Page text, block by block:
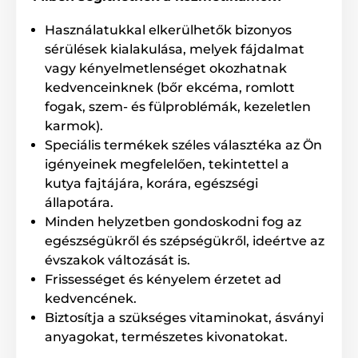
Masszírozza mindaddig, amíg nem keletkezik hab.
meg a kutya szőrzetét, majd fésülje ki.
Mennyiség: 300 ml
Összetevők: Voda, nátrium-klorid, nátrium-laureth-
szulfát, glicerin, kollagén aminosavak, polikvaternium
7, kokamid DEA, kokamidopropil-betain, klór-metil-
izotiazolinon, metil-izotiazolinon, klór 50420, parfüm,
benzol-alkohol
A termék előnyei:
Semleges pH
Parabének nélkül
Felerősíti a fekete és a sötét színeket
Nagyon finom felületaktív anyagok
Védő és kondicionáló polimereket tartalmaz
Használatukkal elkerülhetők bizonyos
sérülések kialakulása, melyek fájdalmat
vagy kényelmetlenséget okozhatnak
kedvenceinknek (bőr ekcéma, romlott
fogak, szem- és fülproblémák, kezeletlen
karmok).
Speciális termékek széles választéka az Ön
igényeinek megfelelően, tekintettel a
kutya fajtájára, korára, egészségi
állapotára.
Minden helyzetben gondoskodni fog az
egészségükről és szépségükről, ideértve az
évszakok változását is.
Frissességet és kényelem érzetet ad
kedvencének.
Biztosítja a szükséges vitaminokat, ásványi
anyagokat, természetes kivonatokat.